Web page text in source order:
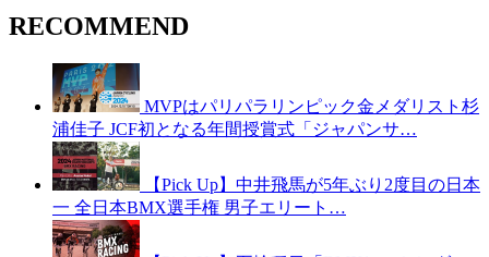
RECOMMEND
MVPはパリパラリンピック金メダリスト杉
浦佳子 JCF初となる年間授賞式「ジャパンサ…
【Pick Up】中井飛馬が5年ぶり2度目の日本
一 全日本BMX選手権 男子エリート…